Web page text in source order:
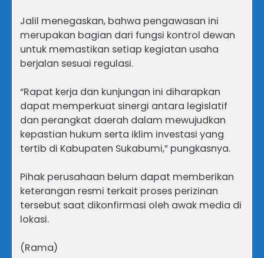
Jalil menegaskan, bahwa pengawasan ini
merupakan bagian dari fungsi kontrol dewan
untuk memastikan setiap kegiatan usaha
berjalan sesuai regulasi.
“Rapat kerja dan kunjungan ini diharapkan
dapat memperkuat sinergi antara legislatif
dan perangkat daerah dalam mewujudkan
kepastian hukum serta iklim investasi yang
tertib di Kabupaten Sukabumi,” pungkasnya.
Pihak perusahaan belum dapat memberikan
keterangan resmi terkait proses perizinan
tersebut saat dikonfirmasi oleh awak media di
lokasi.
(Rama)